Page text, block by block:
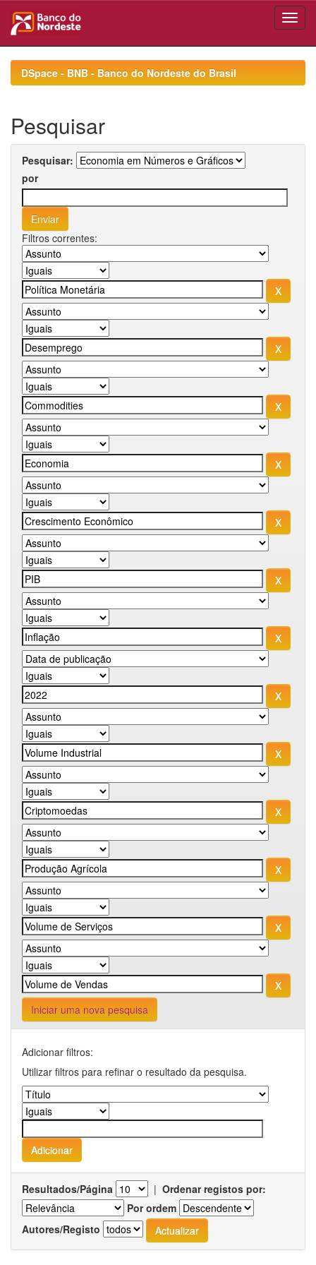
navigationDSpace - BNB - Banco do Nordeste do Brasil
Pesquisar
Pesquisar:
por
Filtros correntes:
Iniciar uma nova pesquisa
Adicionar filtros:
Utilizar filtros para refinar o resultado da pesquisa.
Resultados/Página | Ordenar registos por:
Por ordem
Autores/Registo